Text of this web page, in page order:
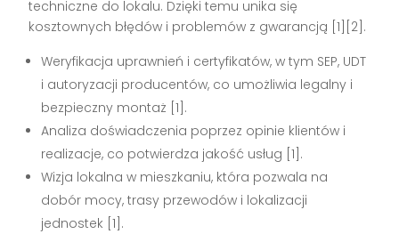
techniczne do lokalu. Dzięki temu unika się
kosztownych błędów i problemów z gwarancją [1][2] .
Weryfikacja uprawnień i certyfikatów, w tym SEP, UDT
i autoryzacji producentów, co umożliwia legalny i
bezpieczny montaż [1] .
Analiza doświadczenia poprzez opinie klientów i
realizacje, co potwierdza jakość usług [1] .
Wizja lokalna w mieszkaniu, która pozwala na
dobór mocy, trasy przewodów i lokalizacji
jednostek [1] .